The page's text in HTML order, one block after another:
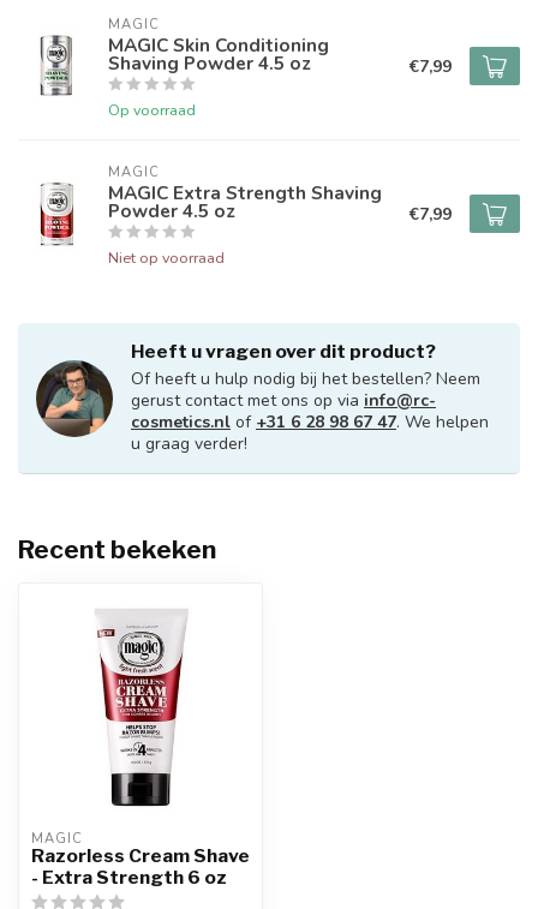
MAGIC
MAGIC Skin Conditioning
Shaving Powder 4.5 oz
Op voorraad
€7,99
MAGIC
MAGIC Extra Strength Shaving
Powder 4.5 oz
Niet op voorraad
€7,99
Heeft u vragen over dit product?
Of heeft u hulp nodig bij het bestellen? Neem
gerust contact met ons op via info@rc-
cosmetics.nl of +31 6 28 98 67 47. We helpen
u graag verder!
Recent bekeken
MAGIC
Razorless Cream Shave
- Extra Strength 6 oz